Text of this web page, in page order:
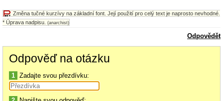
Změna tučné kurzívy na základní font. Její použití pro celý text je naprosto nevhodné.
* Úprava nadpisu. (anarchist)
Odpovědět
Odpověď na otázku
1 Zadajte svou přezdívku: